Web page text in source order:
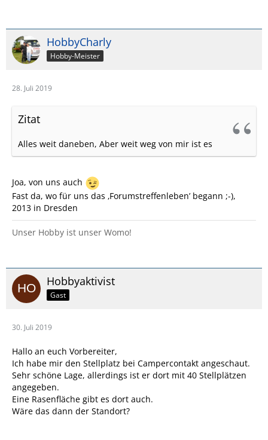
HobbyCharly
Hobby-Meister
28. Juli 2019
Zitat
Alles weit daneben, Aber weit weg von mir ist es
Joa, von uns auch
Fast da, wo für uns das ‚Forumstreffenleben’ begann ;-),
2013 in Dresden
Unser Hobby ist unser Womo!
Hobbyaktivist
Gast
30. Juli 2019
Hallo an euch Vorbereiter,
Ich habe mir den Stellplatz bei Campercontakt angeschaut.
Sehr schöne Lage, allerdings ist er dort mit 40 Stellplätzen
angegeben.
Eine Rasenfläche gibt es dort auch.
Wäre das dann der Standort?